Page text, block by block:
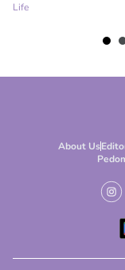
Life
About Us